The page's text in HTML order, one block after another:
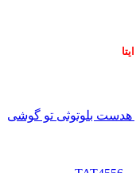
ایتا
هدست بلوتوثی تو گوشی